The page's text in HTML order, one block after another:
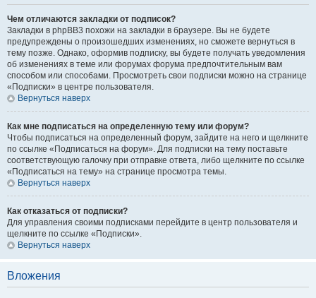
Чем отличаются закладки от подписок?
Закладки в phpBB3 похожи на закладки в браузере. Вы не будете
предупреждены о произошедших изменениях, но сможете вернуться в
тему позже. Однако, оформив подписку, вы будете получать уведомления
об изменениях в теме или форумах форума предпочтительным вам
способом или способами. Просмотреть свои подписки можно на странице
«Подписки» в центре пользователя.
Вернуться наверх
Как мне подписаться на определенную тему или форум?
Чтобы подписаться на определенный форум, зайдите на него и щелкните
по ссылке «Подписаться на форум». Для подписки на тему поставьте
соответствующую галочку при отправке ответа, либо щелкните по ссылке
«Подписаться на тему» на странице просмотра темы.
Вернуться наверх
Как отказаться от подписки?
Для управления своими подписками перейдите в центр пользователя и
щелкните по ссылке «Подписки».
Вернуться наверх
Вложения